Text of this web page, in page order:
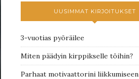
UUSIMMAT KIRJOITUKSET
3-vuotias pyöräilee
Miten päädyin kirppikselle töihin?
Parhaat motivaattorini liikkumiseen